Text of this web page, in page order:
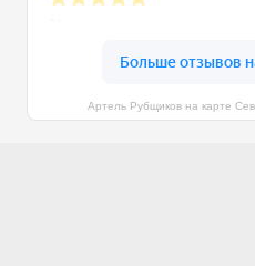
Артель Рубщиков на карте